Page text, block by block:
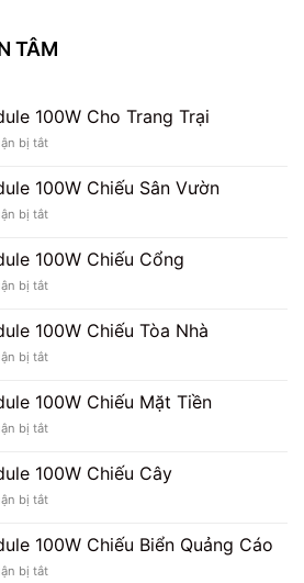
TÂM
100W Cho Trang Trại
bị tắtở
Pha
Module
100W
Trang
100W Chiếu Sân Vườn
bị tắtở
Pha
Module
100W
Sân
100W Chiếu Cổng
bị tắtở
Pha
Module
100W
Cổng
100W Chiếu Tòa Nhà
bị tắtở
Pha
Module
100W
Tòa
100W Chiếu Mặt Tiền
bị tắtở
Pha
Module
100W
Mặt
100W Chiếu Cây
bị tắtở
Pha
Module
100W
100W Chiếu Biển Quảng Cáo
bị tắtở